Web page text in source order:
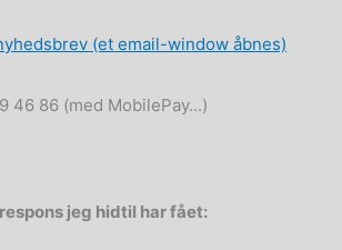
(et email-window åbnes)
46 86 (med MobilePay...)
jeg hidtil har fået: